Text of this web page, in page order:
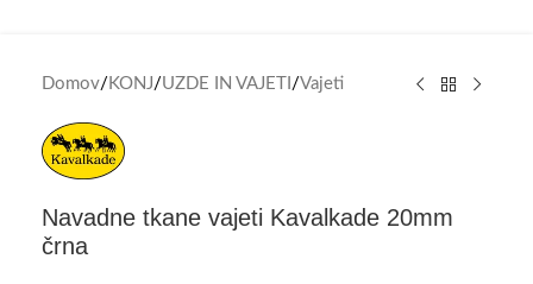
Domov/ KONJ/UZDE IN VAJETI /Vajeti
Navadne tkane vajeti Kavalkade 20mm
črna